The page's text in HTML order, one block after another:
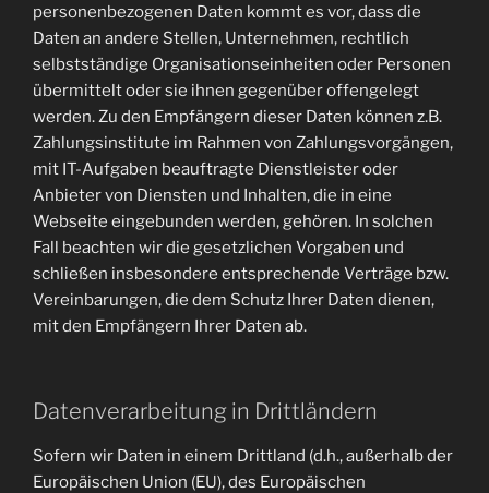
personenbezogenen Daten kommt es vor, dass die
Daten an andere Stellen, Unternehmen, rechtlich
selbstständige Organisationseinheiten oder Personen
übermittelt oder sie ihnen gegenüber offengelegt
werden. Zu den Empfängern dieser Daten können z.B.
Zahlungsinstitute im Rahmen von Zahlungsvorgängen,
mit IT-Aufgaben beauftragte Dienstleister oder
Anbieter von Diensten und Inhalten, die in eine
Webseite eingebunden werden, gehören. In solchen
Fall beachten wir die gesetzlichen Vorgaben und
schließen insbesondere entsprechende Verträge bzw.
Vereinbarungen, die dem Schutz Ihrer Daten dienen,
mit den Empfängern Ihrer Daten ab.
Datenverarbeitung in Drittländern
Sofern wir Daten in einem Drittland (d.h., außerhalb der
Europäischen Union (EU), des Europäischen